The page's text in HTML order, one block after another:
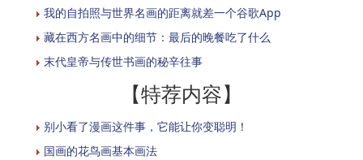
我的自拍照与世界名画的距离就差一个谷歌App
藏在西方名画中的细节：最后的晚餐吃了什么
末代皇帝与传世书画的秘辛往事
【特荐内容】
别小看了漫画这件事，它能让你变聪明！
国画的花鸟画基本画法